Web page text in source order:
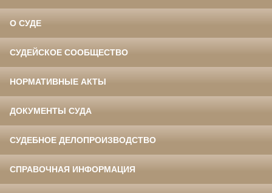
О СУДЕ
СУДЕЙСКОЕ СООБЩЕСТВО
НОРМАТИВНЫЕ АКТЫ
ДОКУМЕНТЫ СУДА
СУДЕБНОЕ ДЕЛОПРОИЗВОДСТВО
СПРАВОЧНАЯ ИНФОРМАЦИЯ